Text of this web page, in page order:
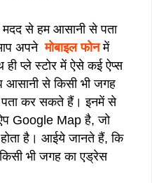
से हम आसानी से पता
आप अपनेमोबाइल फोनमें
प्ले स्टोर में ऐसे कई ऐप्स
से किसी भी जगह
कर सकते हैं। इनमें से
Google Map है, जो
है। आईये जानते हैं, कि
भी जगह का एड्रेस